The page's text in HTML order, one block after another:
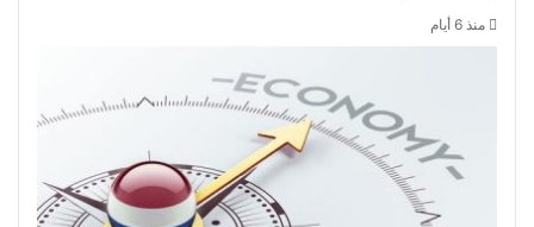
منذ 6 أيام